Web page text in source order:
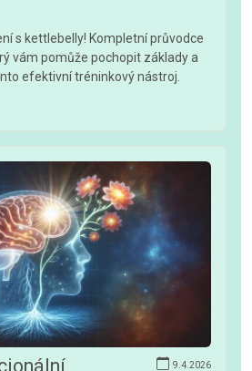
s kettlebelly! Kompletní průvodce
vám pomůže pochopit základy a
efektivní tréninkový nástroj.
9.4.2026